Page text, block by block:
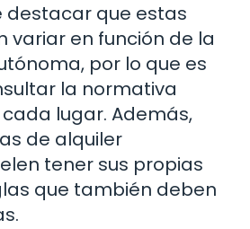
destacar que estas
variar en función de la
por lo que es
la normativa
lugar. Además,
de alquiler
tener sus propias
que también deben